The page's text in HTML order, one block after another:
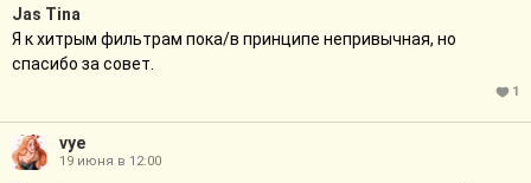
Jas Tina
Я к хитрым фильтрам пока/в принципе непривычная, но
спасибо за совет.
1
vye
19 июня в 12:00